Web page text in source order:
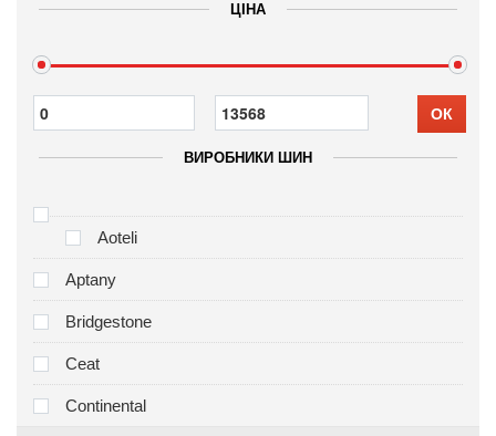
ЦІНА
ОК
ВИРОБНИКИ ШИН
Aoteli
Aptany
Bridgestone
Ceat
Continental